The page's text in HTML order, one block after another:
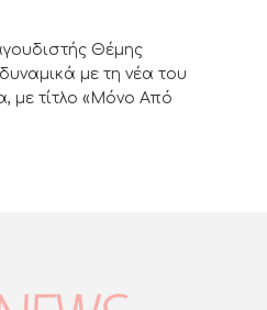
Θέμης
με τη νέα του
με τίτλο «Μόνο Από